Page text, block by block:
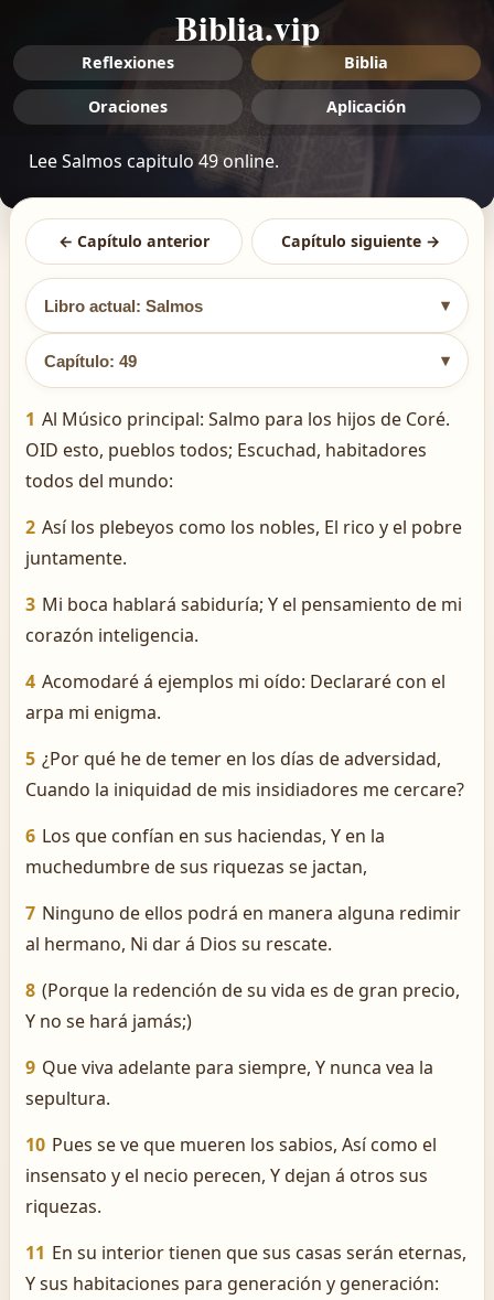
Biblia.vip
Reflexiones Biblia
Oraciones Aplicación
Lee Salmos capitulo 49 online.
← Capítulo anterior Capítulo siguiente →
Libro actual: Salmos ▾
Capítulo: 49 ▾
1 Al Músico principal: Salmo para los hijos de Coré.
OID esto, pueblos todos; Escuchad, habitadores
todos del mundo:
2 Así los plebeyos como los nobles, El rico y el pobre
juntamente.
3 Mi boca hablará sabiduría; Y el pensamiento de mi
corazón inteligencia.
4 Acomodaré á ejemplos mi oído: Declararé con el
arpa mi enigma.
5 ¿Por qué he de temer en los días de adversidad,
Cuando la iniquidad de mis insidiadores me cercare?
6 Los que confían en sus haciendas, Y en la
muchedumbre de sus riquezas se jactan,
7 Ninguno de ellos podrá en manera alguna redimir
al hermano, Ni dar á Dios su rescate.
8 (Porque la redención de su vida es de gran precio,
Y no se hará jamás;)
9 Que viva adelante para siempre, Y nunca vea la
sepultura.
10 Pues se ve que mueren los sabios, Así como el
insensato y el necio perecen, Y dejan á otros sus
riquezas.
11 En su interior tienen que sus casas serán eternas,
Y sus habitaciones para generación y generación: